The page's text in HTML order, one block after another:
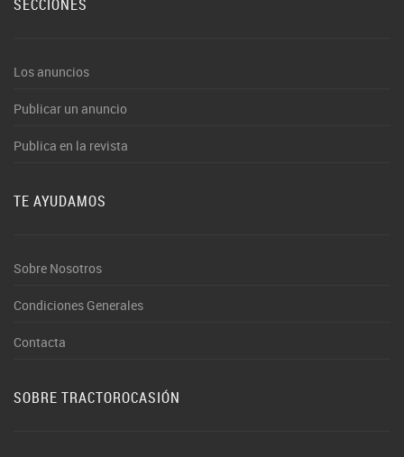
SECCIONES
Los anuncios
Publicar un anuncio
Publica en la revista
TE AYUDAMOS
Sobre Nosotros
Condiciones Generales
Contacta
SOBRE TRACTOROCASIÓN